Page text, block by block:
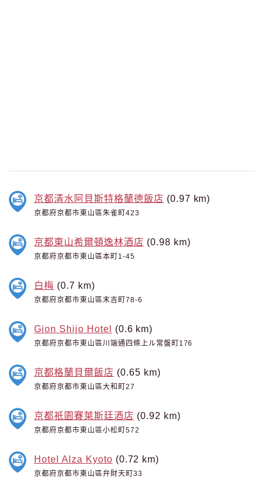
京都清水阿貝斯特格蘭德飯店 (0.97 km)
京都府京都市東山區朱雀町423
京都東山希爾頓逸林酒店 (0.98 km)
京都府京都市東山區本町1-45
白梅 (0.7 km)
京都府京都市東山區末吉町78-6
Gion Shijo Hotel (0.6 km)
京都府京都市東山區川端通四條上ル常盤町176
京都格蘭貝爾飯店 (0.65 km)
京都府京都市東山區大和町27
京都祇園賽萊斯廷酒店 (0.92 km)
京都府京都市東山區小松町572
Hotel Alza Kyoto (0.72 km)
京都府京都市東山區弁財天町33